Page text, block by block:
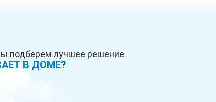
подберем лучшее решение
В ДОМЕ?